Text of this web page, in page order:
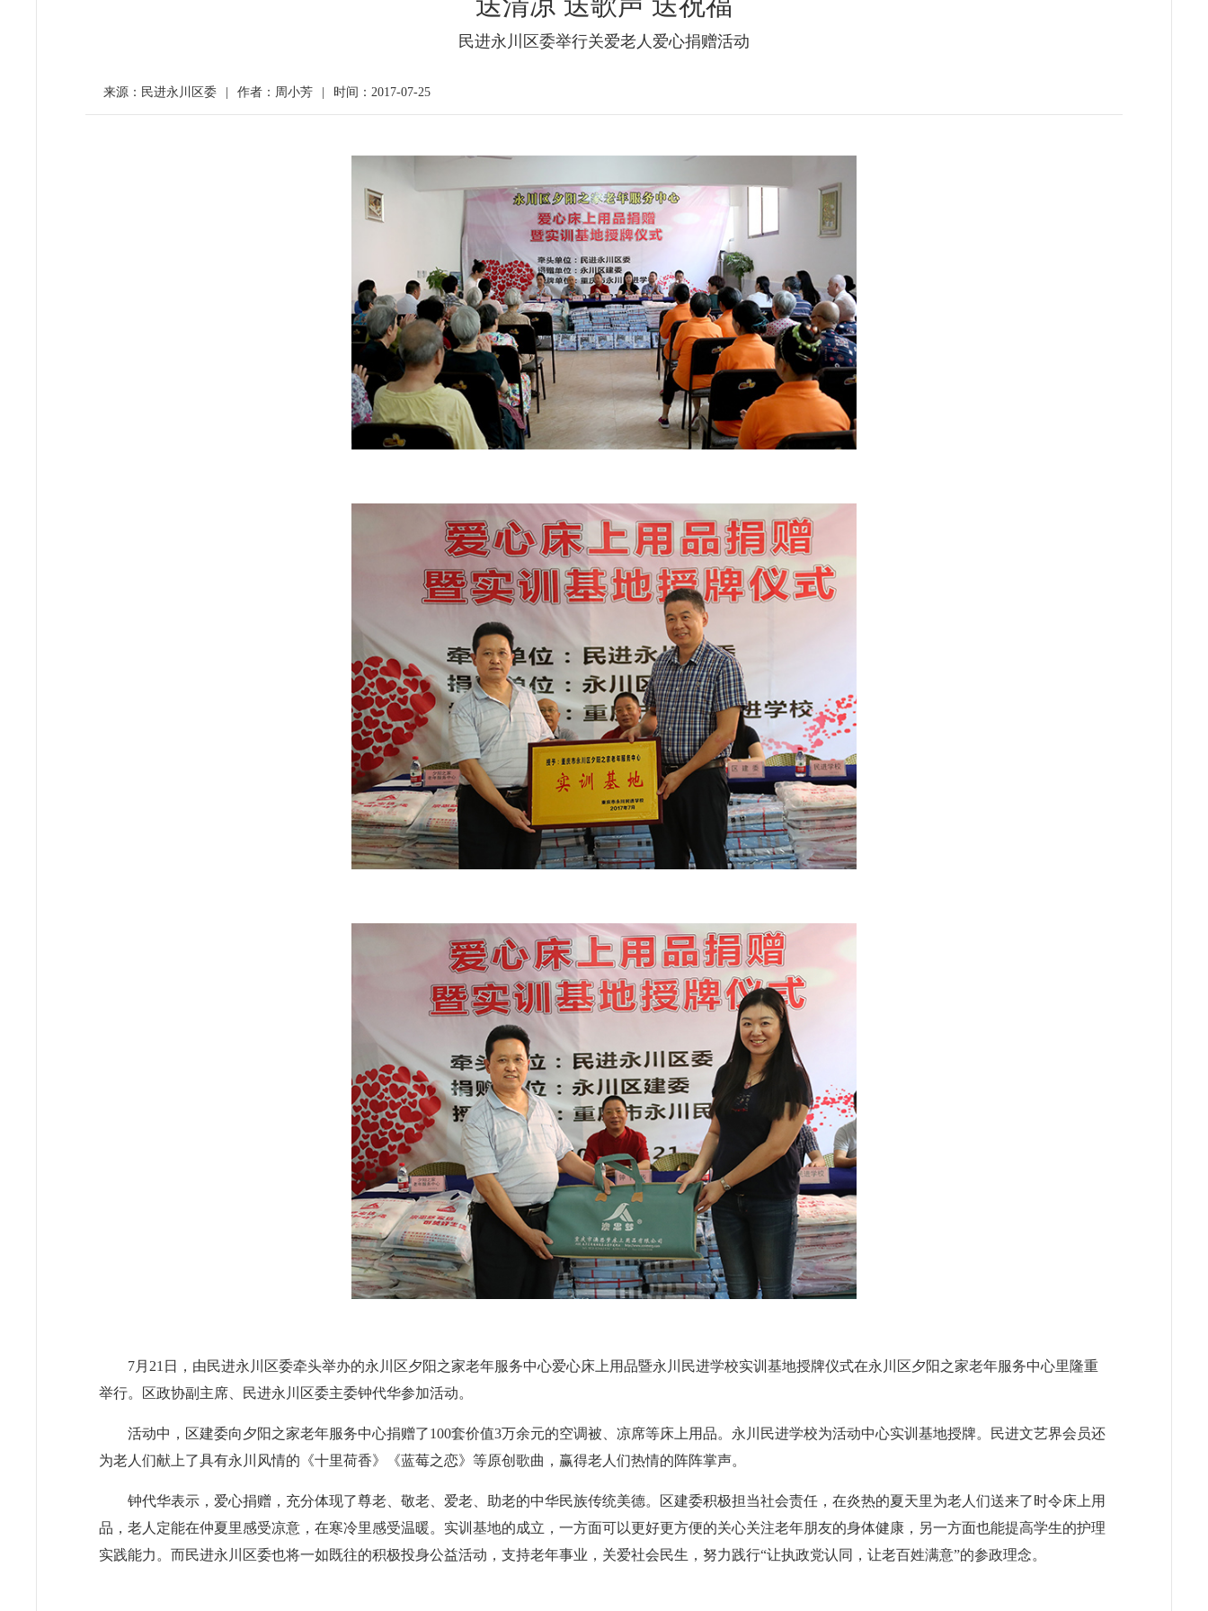
民进永川区委举行关爱老人爱心捐赠活动
来源：民进永川区委 作者：周小芳 时间：2017-07-25
7月21日，由民进永川区委牵头举办的永川区夕阳之家老年服务中心爱心床上用品暨永川民进学校实训基地授牌仪式在永川区夕阳之家老年服务中心里隆重
举行。区政协副主席、民进永川区委主委钟代华参加活动。
活动中，区建委向夕阳之家老年服务中心捐赠了100套价值3万余元的空调被、凉席等床上用品。永川民进学校为活动中心实训基地授牌。民进文艺界会员还
为老人们献上了具有永川风情的《十里荷香》《蓝莓之恋》等原创歌曲，赢得老人们热情的阵阵掌声。
钟代华表示，爱心捐赠，充分体现了尊老、敬老、爱老、助老的中华民族传统美德。区建委积极担当社会责任，在炎热的夏天里为老人们送来了时令床上用
品，老人定能在仲夏里感受凉意，在寒冷里感受温暖。实训基地的成立，一方面可以更好更方便的关心关注老年朋友的身体健康，另一方面也能提高学生的护理
实践能力。而民进永川区委也将一如既往的积极投身公益活动，支持老年事业，关爱社会民生，努力践行“让执政党认同，让老百姓满意”的参政理念。